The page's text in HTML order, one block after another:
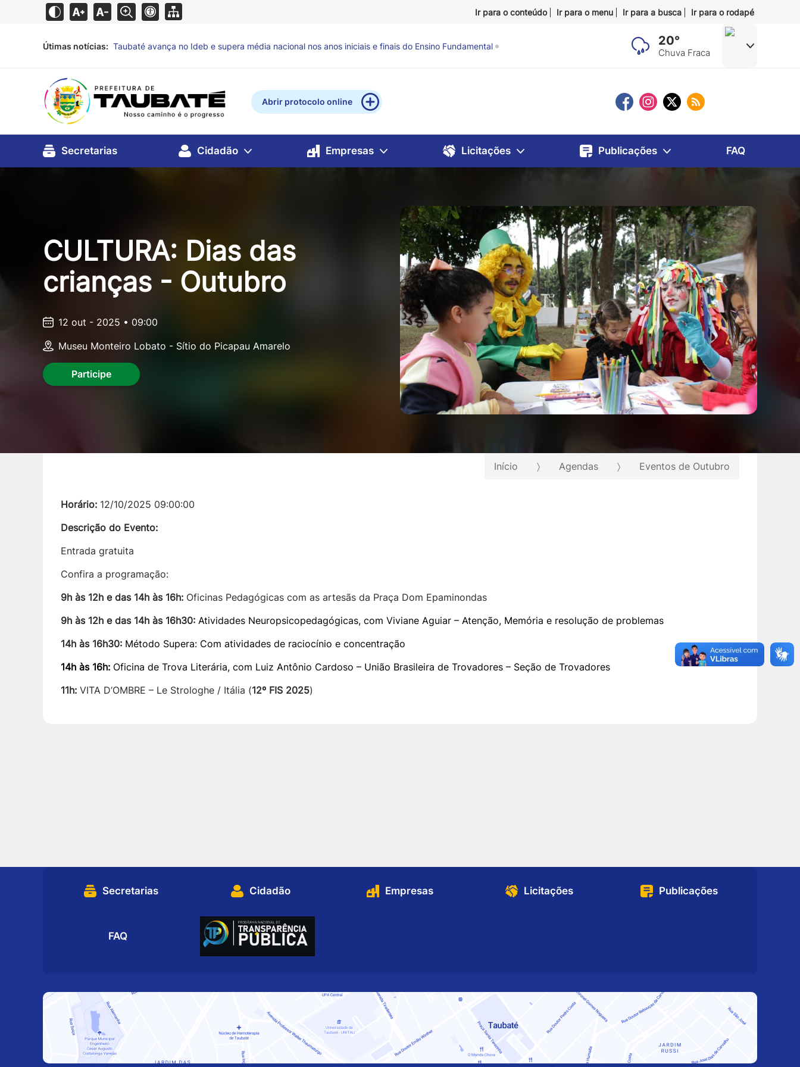
Ir para o conteúdo Ir para o menu Ir para a busca Ir para o rodapé
Útimas notícias: Defesa Civil de Taubaté alerta para previsão de chuva e ventos fortes há 9 horas 20°
Chuva Fraca
Abrir protocolo online
Secretarias Cidadão Empresas Licitações Publicações FAQ
CULTURA: Dias das
crianças - Outubro
12 out - 2025 • 09:00
Museu Monteiro Lobato - Sítio do Picapau Amarelo
Participe
Início Agendas Eventos de Outubro
Horário: 12/10/2025 09:00:00
Descrição do Evento:
Entrada gratuita
Confira a programação:
9h às 12h e das 14h às 16h: Oficinas Pedagógicas com as artesãs da Praça Dom Epaminondas
9h às 12h e das 14h às 16h30: Atividades Neuropsicopedagógicas, com Viviane Aguiar – Atenção, Memória e resolução de problemas
14h às 16h30: Método Supera: Com atividades de raciocínio e concentração
14h às 16h: Oficina de Trova Literária, com Luiz Antônio Cardoso – União Brasileira de Trovadores – Seção de Trovadores
11h: VITA D’OMBRE – Le Strologhe / Itália (12º FIS 2025)
Secretarias Cidadão Empresas Licitações Publicações
FAQ